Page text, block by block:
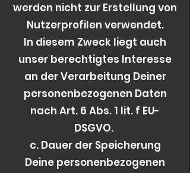
werden nicht zur Erstellung von
Nutzerprofilen verwendet.
In diesem Zweck liegt auch
unser berechtigtes Interesse
an der Verarbeitung Deiner
personenbezogenen Daten
nach Art. 6 Abs. 1 lit. f EU-
DSGVO.
c. Dauer der Speicherung
Deine personenbezogenen